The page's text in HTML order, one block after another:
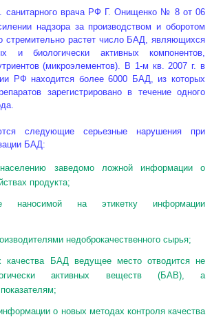
санитарного врача РФ Г. Онищенко № 8 от 06
надзора за производством и оборотом
стремительно растет число БАД, являющихся
и биологически активных компонентов,
(микроэлементов). В 1-м кв. 2007 г. в
РФ находится более 6000 БАД, из которых
зарегистрировано в течение одного
следующие серьезные нарушения при
БАД:
населению заведомо ложной информации о
продукта;
наносимой на этикетку информации
недоброкачественного сырья;
качества БАД ведущее место отводится не
активных веществ (БАВ), а
о новых методах контроля качества